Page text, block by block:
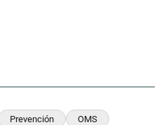
Prevención OMS